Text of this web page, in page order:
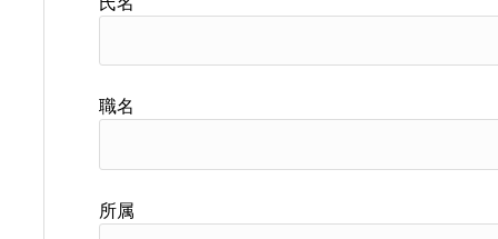
職名
所属